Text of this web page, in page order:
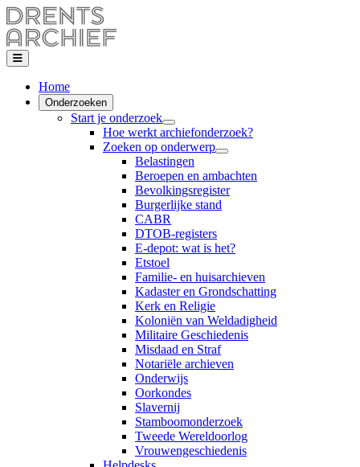
Home
Onderzoeken
Start je onderzoek
Hoe werkt archiefonderzoek?
Zoeken op onderwerp
Belastingen
Beroepen en ambachten
Bevolkingsregister
Burgerlijke stand
CABR
DTOB-registers
E-depot: wat is het?
Etstoel
Familie- en huisarchieven
Kadaster en Grondschatting
Kerk en Religie
Koloniën van Weldadigheid
Militaire Geschiedenis
Misdaad en Straf
Notariële archieven
Onderwijs
Oorkondes
Slavernij
Stamboomonderzoek
Tweede Wereldoorlog
Vrouwengeschiedenis